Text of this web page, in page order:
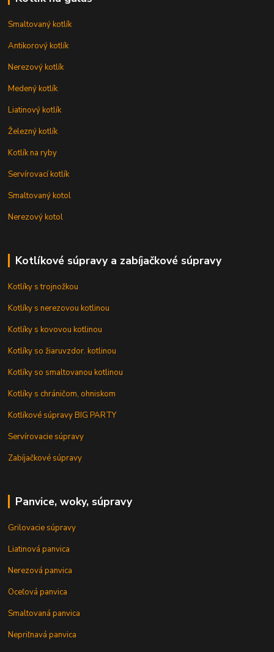
Smaltovaný kotlík
Antikorový kotlík
Nerezový kotlík
Medený kotlík
Liatinový kotlík
Železný kotlík
Kotlík na ryby
Servírovací kotlík
Smaltovaný kotol
Nerezový kotol
Kotlíkové súpravy a zabíjačkové súpravy
Kotlíky s trojnožkou
Kotlíky s nerezovou kotlinou
Kotlíky s kovovou kotlinou
Kotlíky so žiaruvzdor. kotlinou
Kotlíky so smaltovanou kotlinou
Kotlíky s chráničom, ohniskom
Kotlíkové súpravy BIG PARTY
Servírovacie súpravy
Zabíjačkové súpravy
Panvice, woky, súpravy
Grilovacie súpravy
Liatinová panvica
Nerezová panvica
Oceľová panvica
Smaltovaná panvica
Nepriľnavá panvica